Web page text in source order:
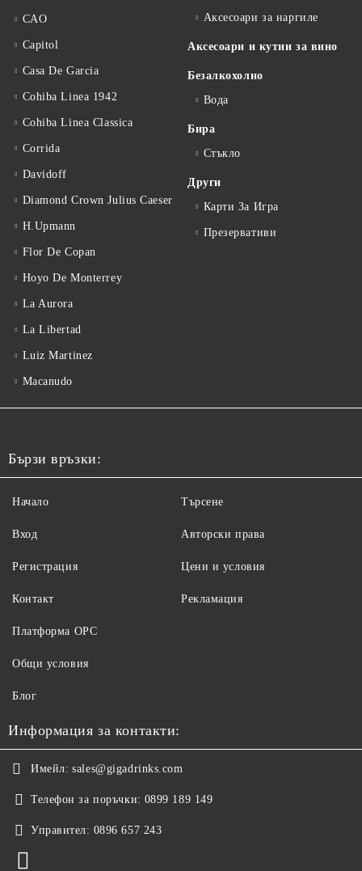
CAO
Capitol
Casa De Garcia
Cohiba Linea 1942
Cohiba Linea Classica
Corrida
Davidoff
Diamond Crown Julius Caeser
H.Upmann
Flor De Copan
Hoyo De Monterrey
La Aurora
La Libertad
Luiz Martinez
Macanudo
Аксесоари за наргиле
Аксесоари и кутии за вино
Безалкохолно
Вода
Бира
Стъкло
Други
Карти За Игра
Презервативи
Бързи връзки:
Начало
Вход
Регистрация
Контакт
Търсене
Авторски права
Цени и условия
Рекламация
Платформа ОРС
Общи условия
Блог
Информация за контакти:
Имейл: sales@gigadrinks.com
Телефон за поръчки: 0899 189 149
Управител: 0896 657 243